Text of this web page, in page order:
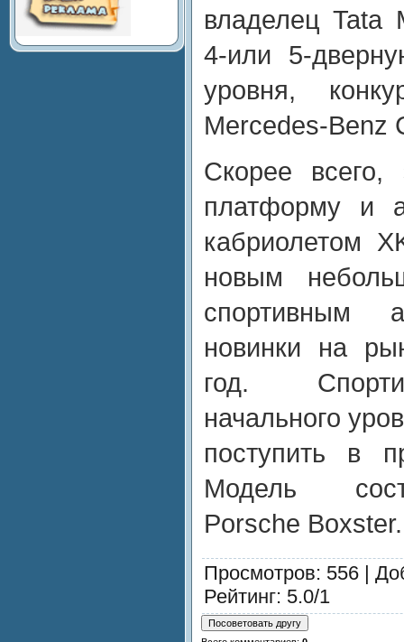
владелец Tata
4-или 5-
уровня,
Mercedes-Benz
Скорее всего,
платформу и
кабриолетом
новым
спортивным
новинки на
год.
начального
поступить в
Модель
Porsche Boxster.
Просмотров: 556 |
Рейтинг: 5.0/1